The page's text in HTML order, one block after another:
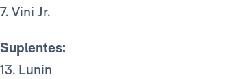
7. Vini Jr.
Suplentes:
13. Lunin